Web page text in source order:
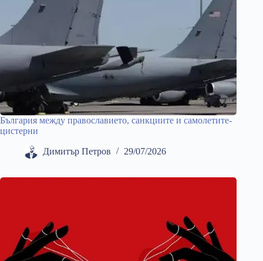
България между православието, санкциите и самолетите-
цистерни
Димитър Петров 29/07/2026